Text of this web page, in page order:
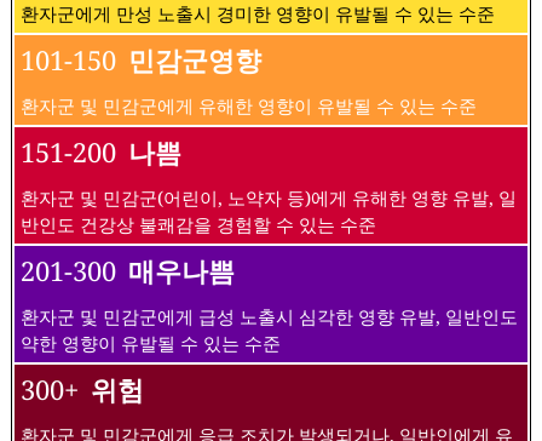
환자군에게 만성 노출시 경미한 영향이 유발될 수 있는 수준
101-150 민감군영향
환자군 및 민감군에게 유해한 영향이 유발될 수 있는 수준
151-200 나쁨
환자군 및 민감군(어린이, 노약자 등)에게 유해한 영향 유발, 일
반인도 건강상 불쾌감을 경험할 수 있는 수준
201-300 매우나쁨
환자군 및 민감군에게 급성 노출시 심각한 영향 유발, 일반인도
약한 영향이 유발될 수 있는 수준
300+ 위험
환자군 및 민감군에게 응급 조치가 발생되거나, 일반인에게 유